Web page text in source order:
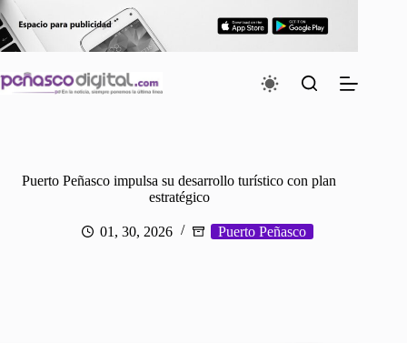
Saltar
al
contenido
Puerto Peñasco impulsa su desarrollo turístico con plan
estratégico
01, 30, 2026 Puerto Peñasco